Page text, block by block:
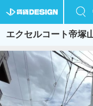
エクセルコート帝塚